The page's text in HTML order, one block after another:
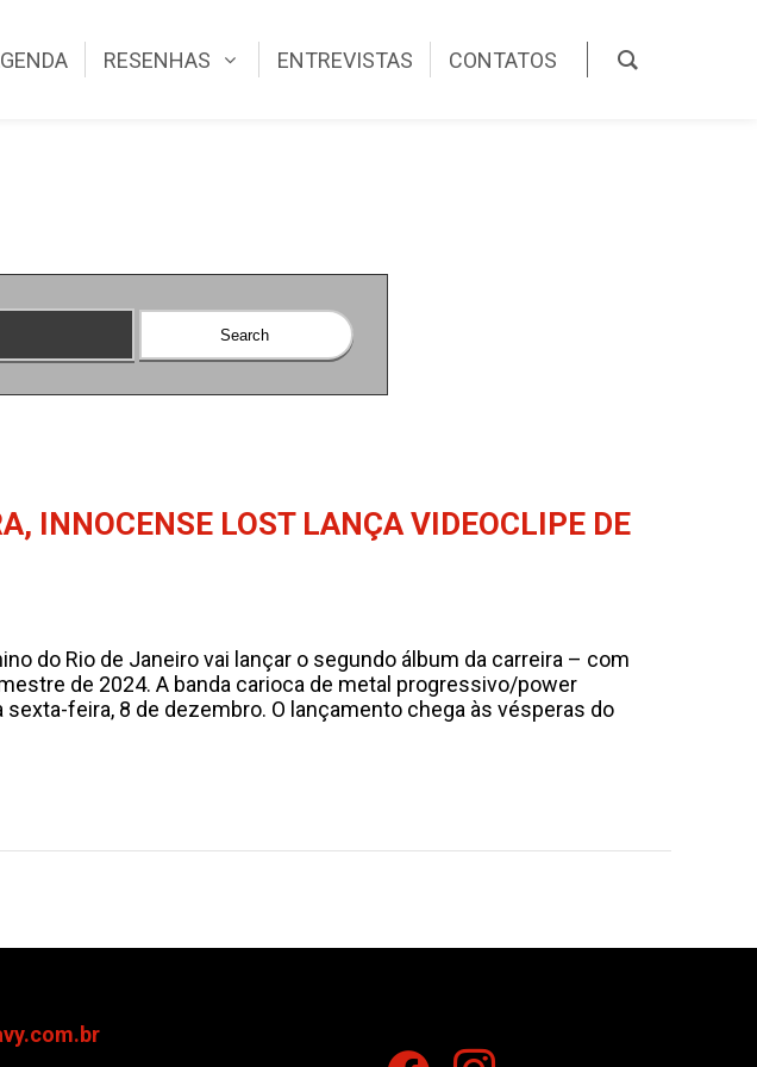
RESENHAS ENTREVISTAS CONTATOS
INNOCENSE LOST LANÇA VIDEOCLIPE DE
do Rio de Janeiro vai lançar o segundo álbum da carreira – com
de 2024. A banda carioca de metal progressivo/power
feira, 8 de dezembro. O lançamento chega às vésperas do